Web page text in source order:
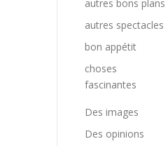
autres bons plans
autres spectacles
bon appétit
choses
fascinantes
Des images
Des opinions